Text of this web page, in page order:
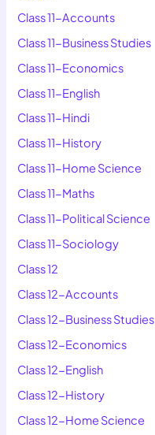
Class 11-Accounts
Class 11-Business Studies
Class 11-Economics
Class 11-English
Class 11-Hindi
Class 11-History
Class 11-Home Science
Class 11-Maths
Class 11-Political Science
Class 11-Sociology
Class 12
Class 12-Accounts
Class 12-Business Studies
Class 12-Economics
Class 12-English
Class 12-History
Class 12-Home Science